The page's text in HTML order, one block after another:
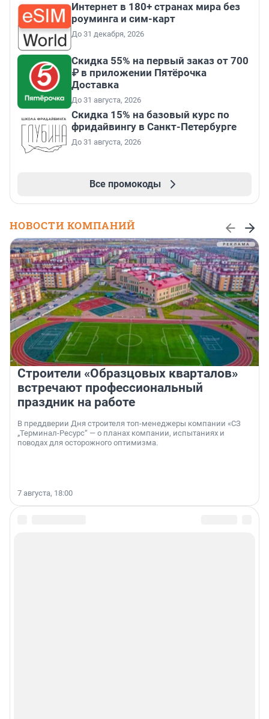
Интернет в 180+ странах мира без
роуминга и сим-карт
До 31 декабря, 2026
Скидка 55% на первый заказ от 700
₽ в приложении Пятёрочка
Доставка
До 31 августа, 2026
Скидка 15% на базовый курс по
фридайвингу в Санкт-Петербурге
До 31 августа, 2026
Все промокоды
НОВОСТИ КОМПАНИЙ
Строители «Образцовых кварталов»
встречают профессиональный
праздник на работе
В преддверии Дня строителя топ-менеджеры компании «СЗ
„Терминал-Ресурс“ — о планах компании, испытаниях и
поводах для осторожного оптимизма.
7 августа, 18:00